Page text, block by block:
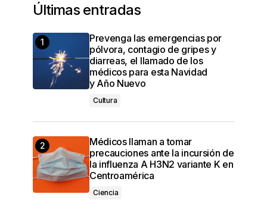
Últimas entradas
Prevenga las emergencias por
pólvora, contagio de gripes y
diarreas, el llamado de los
médicos para esta Navidad
y Año Nuevo
Cultura
Médicos llaman a tomar
precauciones ante la incursión de
la influenza A H3N2 variante K en
Centroamérica
Ciencia